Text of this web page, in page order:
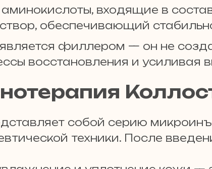
входящие в
обеспечивающий
филлером — он не
восстановления и усиливая
собой серию
техники. После